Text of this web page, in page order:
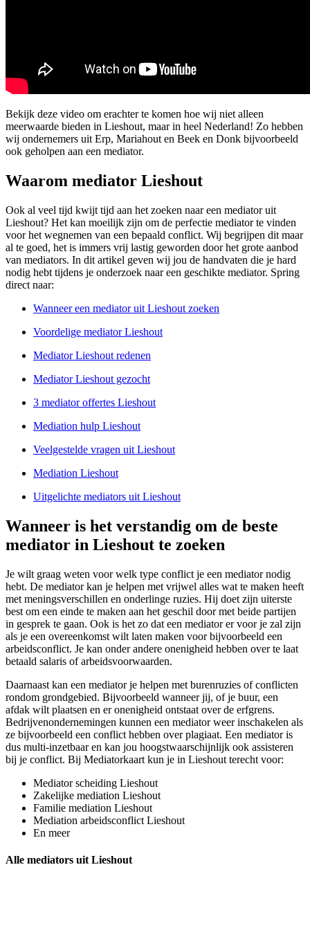
Bekijk deze video om erachter te komen hoe wij niet alleen
meerwaarde bieden in Lieshout, maar in heel Nederland! Zo hebben
wij ondernemers uit Erp, Mariahout en Beek en Donk bijvoorbeeld
ook geholpen aan een mediator.
Waarom mediator Lieshout
Ook al veel tijd kwijt tijd aan het zoeken naar een mediator uit
Lieshout? Het kan moeilijk zijn om de perfectie mediator te vinden
voor het wegnemen van een bepaald conflict. Wij begrijpen dit maar
al te goed, het is immers vrij lastig geworden door het grote aanbod
van mediators. In dit artikel geven wij jou de handvaten die je hard
nodig hebt tijdens je onderzoek naar een geschikte mediator. Spring
direct naar:
Wanneer een mediator uit Lieshout zoeken
Voordelige mediator Lieshout
Mediator Lieshout redenen
Mediator Lieshout gezocht
3 mediator offertes Lieshout
Mediation hulp Lieshout
Veelgestelde vragen uit Lieshout
Mediation Lieshout
Uitgelichte mediators uit Lieshout
Wanneer is het verstandig om de beste
mediator in Lieshout te zoeken
Je wilt graag weten voor welk type conflict je een mediator nodig
hebt. De mediator kan je helpen met vrijwel alles wat te maken heeft
met meningsverschillen en onderlinge ruzies. Hij doet zijn uiterste
best om een einde te maken aan het geschil door met beide partijen
in gesprek te gaan. Ook is het zo dat een mediator er voor je zal zijn
als je een overeenkomst wilt laten maken voor bijvoorbeeld een
arbeidsconflict. Je kan onder andere onenigheid hebben over te laat
betaald salaris of arbeidsvoorwaarden.
Daarnaast kan een mediator je helpen met burenruzies of conflicten
rondom grondgebied. Bijvoorbeeld wanneer jij, of je buur, een
afdak wilt plaatsen en er onenigheid ontstaat over de erfgrens.
Bedrijvenondernemingen kunnen een mediator weer inschakelen als
ze bijvoorbeeld een conflict hebben over plagiaat. Een mediator is
dus multi-inzetbaar en kan jou hoogstwaarschijnlijk ook assisteren
bij je conflict. Bij Mediatorkaart kun je in Lieshout terecht voor:
Mediator scheiding Lieshout
Zakelijke mediation Lieshout
Familie mediation Lieshout
Mediation arbeidsconflict Lieshout
En meer
Alle mediators uit Lieshout